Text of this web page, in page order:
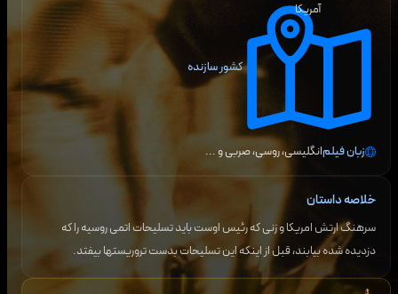
کشور سازنده
آمریکا
زبان فیلمانگلیسی، روسی، صربیو ...
خلاصه داستان
سرهنگ ارتش امریکا و زنی که رئیس اوست باید تسلیحات اتمی روسیه را که
دزدیده شده بیابند، قبل از اینکه این تسلیحات بدست تروریستها بیفتد.